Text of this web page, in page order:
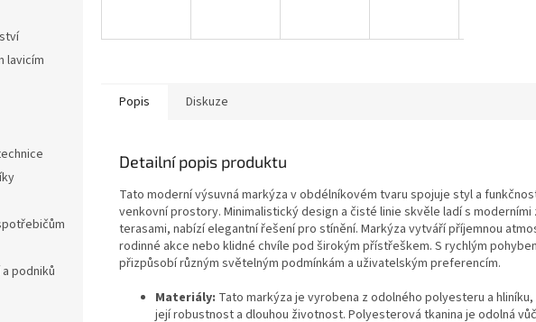
lavicím
podniků
Popis Diskuze
Detailní popis produktu
Tato moderní výsuvná markýza v obdélníkovém tvaru spojuje styl a
venkovní prostory. Minimalistický design a čisté linie skvěle ladí s moderními
terasami, nabízí elegantní řešení pro stínění. Markýza vytváří příjemnou
rodinné akce nebo klidné chvíle pod širokým přístřeškem. S rychlým
přizpůsobí různým světelným podmínkám a uživatelským preferencím.
Materiály: Tato markýza je vyrobena z odolného polyesteru a
její robustnost a dlouhou životnost. Polyesterová tkanina je odolná